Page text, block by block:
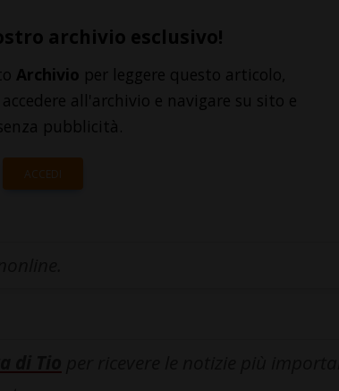
archivio esclusivo!
Archivio per leggere questo articolo,
all'archivio e navigare su sito e
pubblicità.
ACCEDI